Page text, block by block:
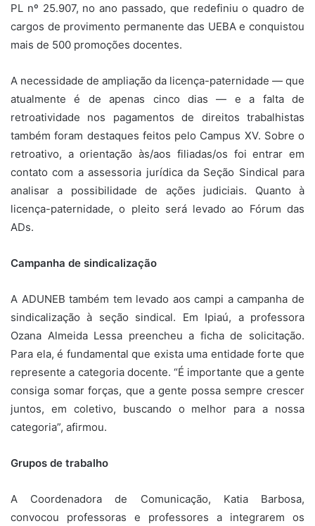
PL nº 25.907, no ano passado, que redefiniu o quadro de
cargos de provimento permanente das UEBA e conquistou
mais de 500 promoções docentes.
A necessidade de ampliação da licença-paternidade — que
atualmente é de apenas cinco dias — e a falta de
retroatividade nos pagamentos de direitos trabalhistas
também foram destaques feitos pelo Campus XV. Sobre o
retroativo, a orientação às/aos filiadas/os foi entrar em
contato com a assessoria jurídica da Seção Sindical para
analisar a possibilidade de ações judiciais. Quanto à
licença-paternidade, o pleito será levado ao Fórum das
ADs.
Campanha de sindicalização
A ADUNEB também tem levado aos campi a campanha de
sindicalização à seção sindical. Em Ipiaú, a professora
Ozana Almeida Lessa preencheu a ficha de solicitação.
Para ela, é fundamental que exista uma entidade forte que
represente a categoria docente. “É importante que a gente
consiga somar forças, que a gente possa sempre crescer
juntos, em coletivo, buscando o melhor para a nossa
categoria”, afirmou.
Grupos de trabalho
A Coordenadora de Comunicação, Katia Barbosa,
convocou professoras e professores a integrarem os